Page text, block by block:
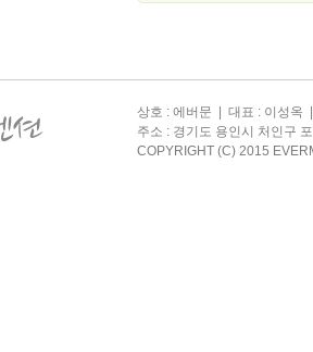
상호 : 에버문 | 대표 : 이성옥
주소 : 경기도 용인시 처인구
COPYRIGHT (C) 2015